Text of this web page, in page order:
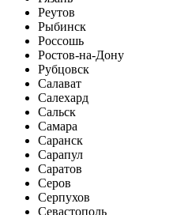
Реутов
Рыбинск
Россошь
Ростов-на-Дону
Рубцовск
Салават
Салехард
Сальск
Самара
Саранск
Сарапул
Саратов
Серов
Серпухов
Севастополь